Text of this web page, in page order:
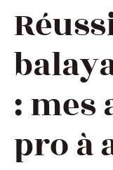
: mes
pro à